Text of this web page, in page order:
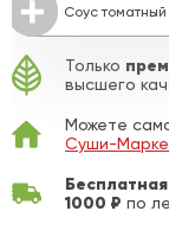
Соус томатный
Только
высшего
Можете
Суши-
1000 ₽ по